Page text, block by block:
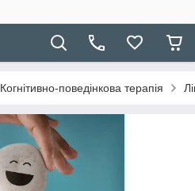
Когнітивно-поведінкова терапія